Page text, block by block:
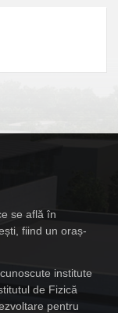
se află în
fiind un oraș-
institute
de Fizică
pentru